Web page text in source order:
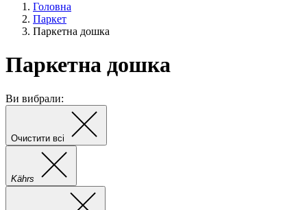
Головна
Паркет
Паркетна дошка
Паркетна дошка
Ви вибрали:
Очистити всі
Kährs